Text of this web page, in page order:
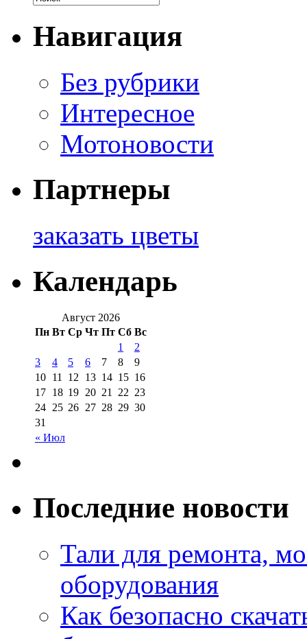
Навигация
Без рубрики
Интересное
Мотоновости
Партнеры
заказать цветы
Календарь
Август 2026
Пн Вт Ср Чт Пт Сб Вс
« Июл
1
2
3
4 5 6 7 8
9
10 11 12 13 14 15 16
17 18 19 20 21 22 23
24 25 26 27 28 29 30
31
Последние новости
Тали для ремонта,
оборудования
Как безопасно